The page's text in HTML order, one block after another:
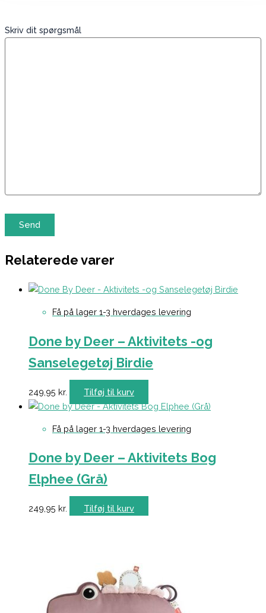
Skriv dit spørgsmål
Relaterede varer
Få på lager 1-3 hverdages levering
Done by Deer – Aktivitets -og
Sanselegetøj Birdie
249,95 kr. Tilføj til kurv
Få på lager 1-3 hverdages levering
Done by Deer – Aktivitets Bog
Elphee (Grå)
249,95 kr. Tilføj til kurv